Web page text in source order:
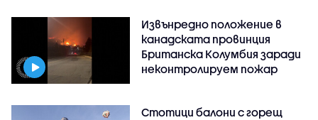
Извънредно положение в
канадската провинция
Британска Колумбия заради
неконтролируем пожар
Стотици балони с горещ